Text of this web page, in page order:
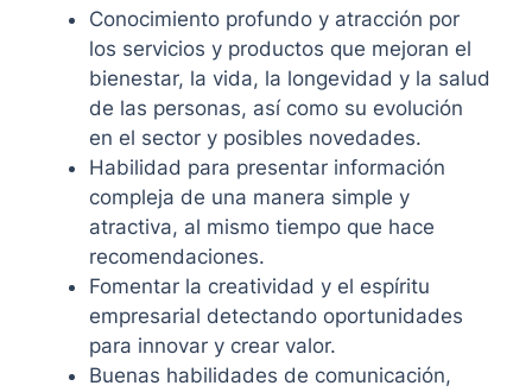
Conocimiento profundo y atracción por
los servicios y productos que mejoran el
bienestar, la vida, la longevidad y la salud
de las personas, así como su evolución
en el sector y posibles novedades.
Habilidad para presentar información
compleja de una manera simple y
atractiva, al mismo tiempo que hace
recomendaciones.
Fomentar la creatividad y el espíritu
empresarial detectando oportunidades
para innovar y crear valor.
Buenas habilidades de comunicación,